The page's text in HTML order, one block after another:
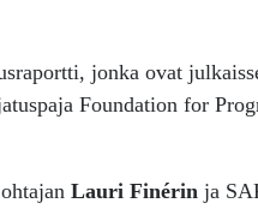
jonka ovat
Foundation for
Lauri Finérin ja